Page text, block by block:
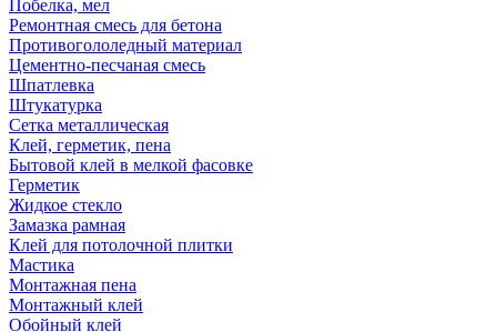
Побелка, мел
Ремонтная смесь для бетона
Противогололедный материал
Цементно-песчаная смесь
Шпатлевка
Штукатурка
Сетка металлическая
Клей, герметик, пена
Бытовой клей в мелкой фасовке
Герметик
Жидкое стекло
Замазка рамная
Клей для потолочной плитки
Мастика
Монтажная пена
Монтажный клей
Обойный клей